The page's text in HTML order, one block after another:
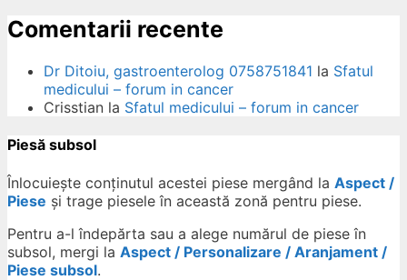
Comentarii recente
Dr Ditoiu, gastroenterolog 0758751841 la Sfatul
medicului – forum in cancer
Crisstian la Sfatul medicului – forum in cancer
Piesă subsol
Înlocuiește conținutul acestei piese mergând la Aspect /
Piese și trage piesele în această zonă pentru piese.
Pentru a-l îndepărta sau a alege numărul de piese în
subsol, mergi la Aspect / Personalizare / Aranjament /
Piese subsol.